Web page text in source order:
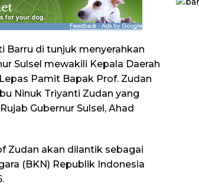
Barru di tunjuk menyerahkan
Sulsel mewakili Kepala Daerah
Pamit Bapak Prof. Zudan
Ninuk Triyanti Zudan yang
Gubernur Sulsel, Ahad
Zudan akan dilantik sebagai
(BKN) Republik Indonesia